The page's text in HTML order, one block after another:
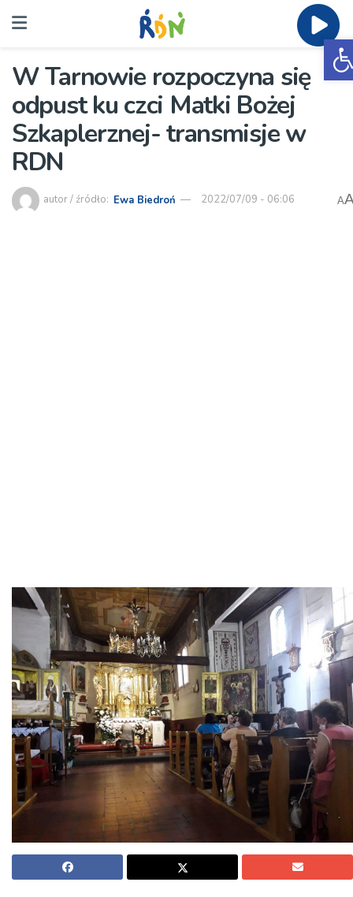
W Tarnowie rozpoczyna się
odpust ku czci Matki Bożej
Szkaplerznej- transmisje w
RDN
autor / źródło: Ewa Biedroń 2022/07/09 - 06:06 A